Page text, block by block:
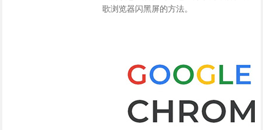
歌浏览器闪黑屏的方法。